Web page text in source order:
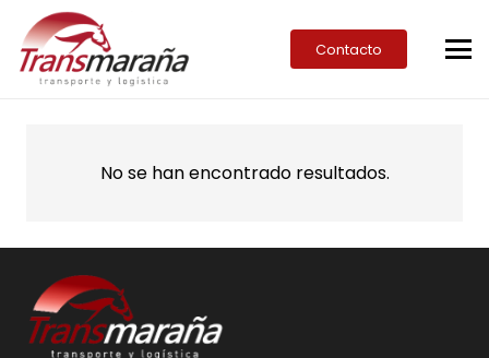
Contacto
No se han encontrado resultados.